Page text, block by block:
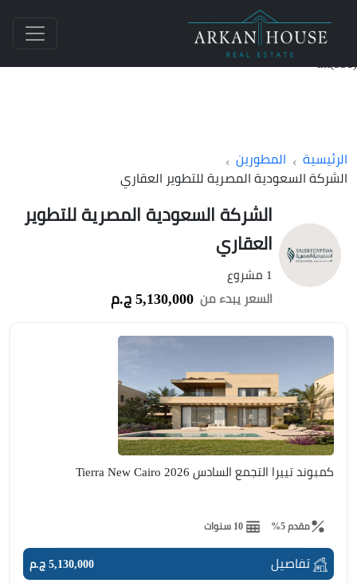
الرئيسية
المطورين
الشركة السعودية المصرية للتطوير العقاري
الشركة السعودية المصرية للتطوير
العقاري
1 مشروع
السعر يبدء من 5,130,000 ج.م
كمبوند تييرا التجمع السادس Tierra New Cairo 2026
مقدم 5% 10 سنوات
تفاصيل 5,130,000 ج.م